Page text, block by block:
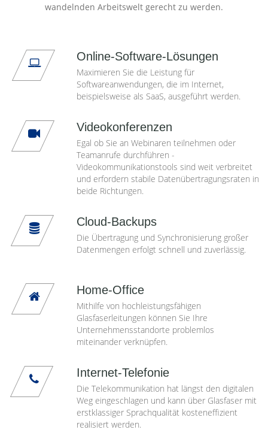
wandelnden Arbeitswelt gerecht zu werden.
Online-Software-Lösungen
Maximieren Sie die Leistung für
Softwareanwendungen, die im Internet,
beispielsweise als SaaS, ausgeführt werden.
Videokonferenzen
Egal ob Sie an Webinaren teilnehmen oder
Teamanrufe durchführen -
Videokommunikationstools sind weit verbreitet
und erfordern stabile Datenübertragungsraten in
beide Richtungen.
Cloud-Backups
Die Übertragung und Synchronisierung großer
Datenmengen erfolgt schnell und zuverlässig.
Home-Office
Mithilfe von hochleistungsfähigen
Glasfaserleitungen können Sie Ihre
Unternehmensstandorte problemlos
miteinander verknüpfen.
Internet-Telefonie
Die Telekommunikation hat längst den digitalen
Weg eingeschlagen und kann über Glasfaser mit
erstklassiger Sprachqualität kosteneffizient
realisiert werden.